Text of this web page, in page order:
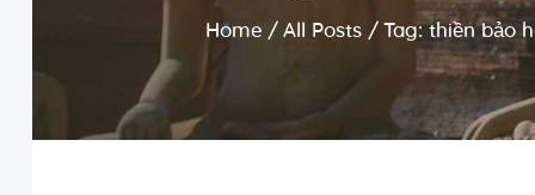
Home All Posts Tag: thiền bảo